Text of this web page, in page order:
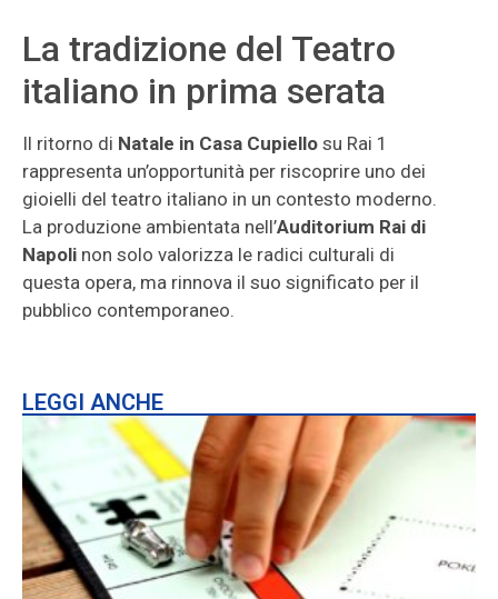
La tradizione del Teatro
italiano in prima serata
Il ritorno di Natale in Casa Cupiello su Rai 1
rappresenta un’opportunità per riscoprire uno dei
gioielli del teatro italiano in un contesto moderno.
La produzione ambientata nell’Auditorium Rai di
Napoli non solo valorizza le radici culturali di
questa opera, ma rinnova il suo significato per il
pubblico contemporaneo.
LEGGI ANCHE